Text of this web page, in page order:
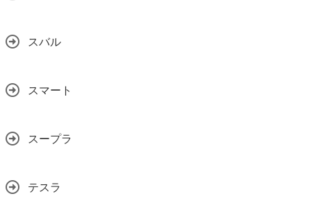
スバル
スマート
スープラ
テスラ